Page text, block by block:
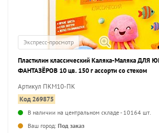
Экспресс-просмотр
Пластилин классический Каляка-Маляка ДЛЯ
ФАНТАЗЁРОВ 10 цв. 150 г ассорти со стеком
Артикул ПКМ10-ПК
Код 269875
В наличии на центральном складе - 10164 шт.
Ваш город: Под заказ